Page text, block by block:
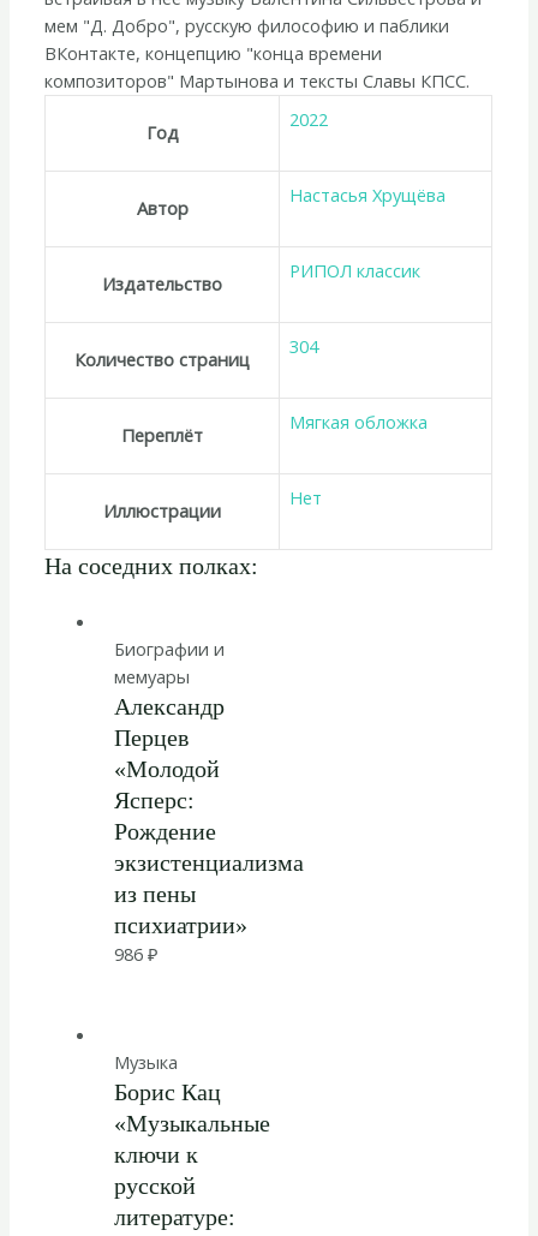
мем "Д. Добро", русскую философию и паблики
ВКонтакте, концепцию "конца времени
композиторов" Мартынова и тексты Славы КПСС.
Год
2022
Автор
Настасья Хрущёва
Издательство
РИПОЛ классик
Количество страниц
304
Переплёт
Мягкая обложка
Иллюстрации
Нет
На соседних полках:
Биографии и
мемуары
Александр
Перцев
«Молодой
Ясперс:
Рождение
экзистенциализма
из пены
психиатрии»
986₽
Музыка
Борис Кац
«Музыкальные
ключи к
русской
литературе: